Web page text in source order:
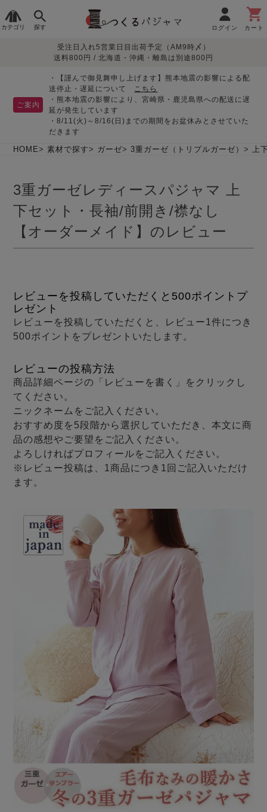
カテゴリ 探す ログイン カート
レディースパジャマ
春 夏 秋 冬
夏 秋
ガールズパジャマ
夏 冬
ボーイズパジャマ
春 秋 冬
生地で
さがす
オーガニック素材 ガーゼ サテン織り
サッカー/ちぢみ 楊
ニット/ストレッチ
柄物
売れ筋ランキング
- Item Ranking -
新着商品
- New Arrival -
すべての生地一覧はこちら
目的別で
さがす
敏感肌用
パジャマ
入院・介護
胸が目立たない
マタニティ
パジャマ
ペアで
そろえたい
眠れる作務衣特集
体型別におすすめパジ
ャマ
年齢別におすすめパジ
ルームウェア
インナーウェア 生活雑貨 カタログギフト
- New Arrival -
目的別でさがす一覧はこちら
デザインで
さがす
ィース
パジャマ
かぶり ワンピース
作務衣 胸がすけない
羽織・バスロ
ズボン単品
すべてのメン
長袖 半袖 七分袖
前開き
作務衣
羽織・バスロ
ズボン単品
すべてのキッ
ガールズ長袖 ガールズ半袖 ワンピース
夏パジャマ特集 つくるパジャマとは
お支払い・送料・配送
について
返品・交換について よくあるご質問
会社概要 お買い物ガイド 安心の日本製
SDGsの取り組み
受注日入れ5営業日目出荷予定（AM9時〆）
送料800円 / 北海道・沖縄・離島は別途800円
ご案内
・【謹んで御見舞申し上げます】熊本地震の影響による配
送停止・遅延について こちら
・熊本地震の影響により、宮崎県・鹿児島県への配送に遅
延が発生しています
・8/11(火)～8/16(日)までの期間をお盆休みとさせていた
だきます
HOME 素材で探す ガーゼ 3重ガーゼ（トリプルガーゼ） 上
3重ガーゼレディースパジャマ 上
下セット・長袖/前開き/襟なし
【オーダーメイド】のレビュー
レビューを投稿していただくと500ポイントプ
レゼント
レビューを投稿していただくと、レビュー1件につき
500ポイントをプレゼントいたします。
レビューの投稿方法
商品詳細ページの「レビューを書く」をクリックし
てください。
ニックネームをご記入ください。
おすすめ度を5段階から選択していただき、本文に商
品の感想やご要望をご記入ください。
よろしければプロフィールをご記入ください。
※レビュー投稿は、1商品につき1回ご記入いただけ
ます。